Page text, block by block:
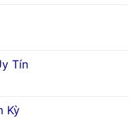
Tín
Kỳ